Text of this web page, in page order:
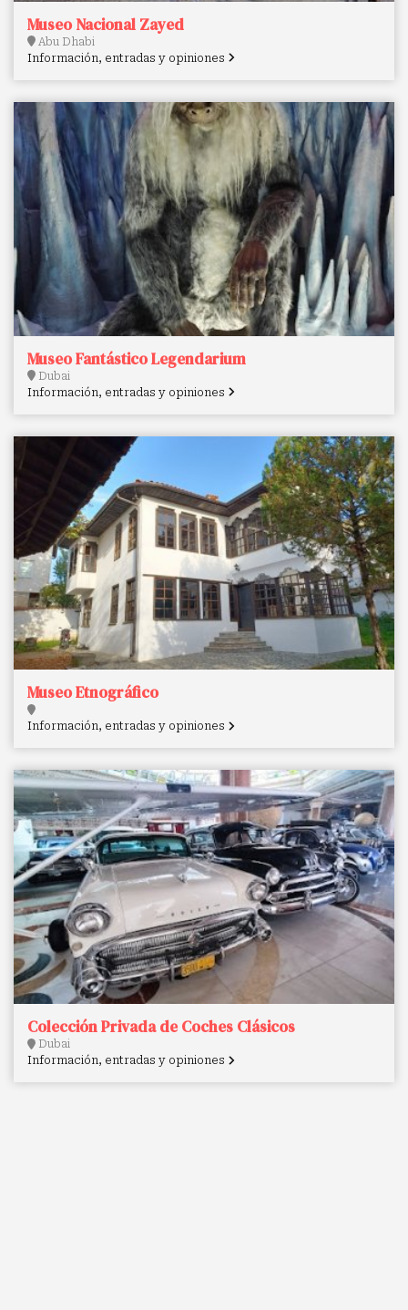
Museo Nacional Zayed
Abu Dhabi
Información, entradas y opiniones
Museo Fantástico Legendarium
Dubai
Información, entradas y opiniones
Museo Etnográfico
Información, entradas y opiniones
Colección Privada de Coches Clásicos
Dubai
Información, entradas y opiniones